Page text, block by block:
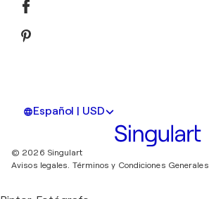
Español | USD
© 2026 Singulart
Avisos legales. Términos y Condiciones Generales